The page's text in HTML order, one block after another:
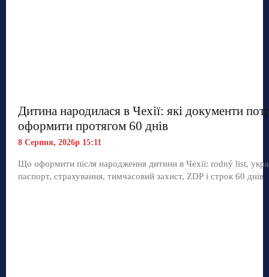
Дитина народилася в Чехії: які документи
оформити протягом 60 днів
8 Серпня, 2026р 15:11
Що оформити після народження дитини в Чехії: rodný list,
паспорт, страхування, тимчасовий захист, ZDP і строк 60 днів